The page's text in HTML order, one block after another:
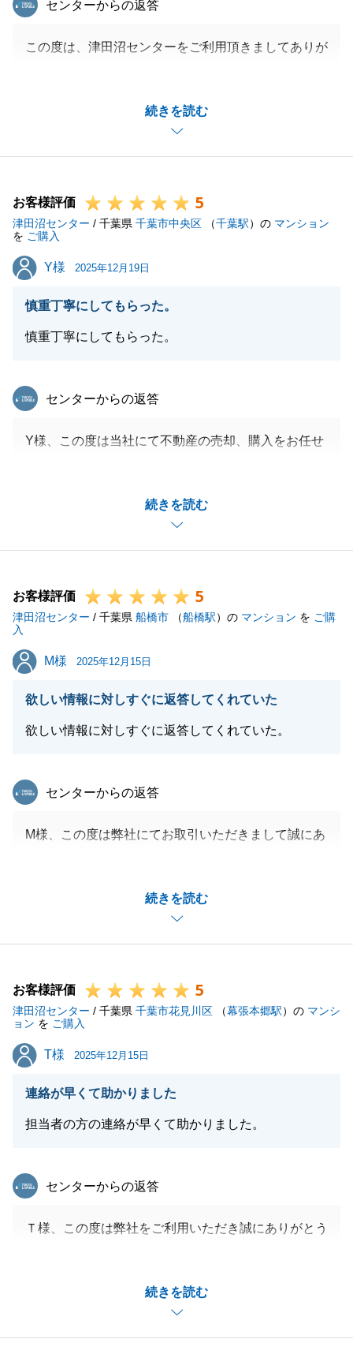
続きを読む
センターからの返答
この度は、津田沼センターをご利用頂きましてありが
にご満足頂けたとのお言葉、大変光栄でございます。
今後も、弊社にてお力になれる事がございましたらい
つでもご相談下さい。
閉じる
お客様評価 5
津田沼センター / 千葉県 千葉市中央区 （千葉駅）の マンション
を ご購入
Y様
Y様 2025年12月19日
慎重丁寧にしてもらった。
慎重丁寧にしてもらった。
続きを読む
東急リバブル
センターからの返答
Y様、この度は当社にて不動産の売却、購入をお任せ
までに様々な事があったかと存じます。
ご家族含めての沢山のご協力により、長期間による売
却活動と物件探しの結果、無事に決済を迎えることが
今後とも、何かお困りのことがございましたら些細な
ことでも構いませんのでご連絡いただければと存じま
引き続きよろしくお願いいたします。
閉じる
お客様評価 5
津田沼センター / 千葉県 船橋市 （船橋駅）の マンション を ご購
入
M様
M様 2025年12月15日
欲しい情報に対しすぐに返答してくれていた
欲しい情報に対しすぐに返答してくれていた。
続きを読む
東急リバブル
センターからの返答
M様、この度は弊社にてお取引いただきまして誠にあ
M様にご協力いただいたお陰様で無事にお取引を完了
また何かお困りごとがございましたら、何なりとお気
この度は誠に有難うございました。
お客様評価 5
津田沼センター / 千葉県 千葉市花見川区 （幕張本郷駅）の マンシ
ョン を ご購入
T様
T様 2025年12月15日
連絡が早くて助かりました
担当者の方の連絡が早くて助かりました。
続きを読む
東急リバブル
センターからの返答
Ｔ様、この度は弊社をご利用いただき誠にありがとう
ったかと存じますが、無事に決済まで至り、リフォー
ム作業に進んでいることと存じます。
新居での生活がより豊かなものになります様に、心か